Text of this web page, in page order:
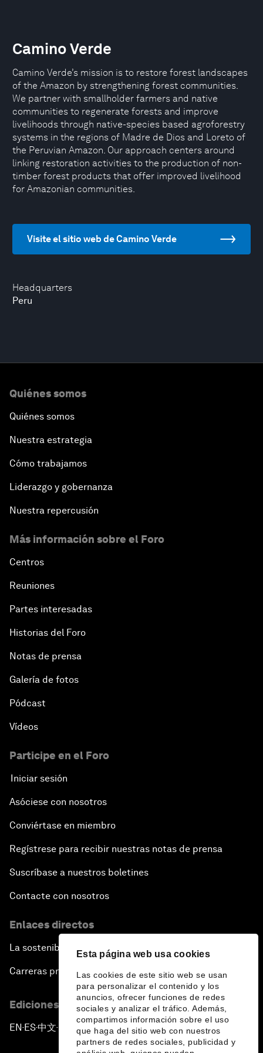
Esta página web usa cookies
Las cookies de este sitio web se usan
para personalizar el contenido y los
anuncios, ofrecer funciones de redes
sociales y analizar el tráfico. Además,
compartimos información sobre el uso
que haga del sitio web con nuestros
partners de redes sociales, publicidad y
Headquarters
Peru
Camino Verde
Camino Verde’s mission is to restore forest landscapes
of the Amazon by strengthening forest communities.
We partner with smallholder farmers and native
communities to regenerate forests and improve
livelihoods through native-species based agroforestry
systems in the regions of Madre de Dios and Loreto of
the Peruvian Amazon. Our approach centers around
linking restoration activities to the production of non-
timber forest products that offer improved livelihood
for Amazonian communities.
Visite el sitio web de Camino Verde
Quiénes somos
Quiénes somos
Nuestra estrategia
Cómo trabajamos
Liderazgo y gobernanza
Nuestra repercusión
Más información sobre el Foro
Centros
Reuniones
Partes interesadas
Historias del Foro
Notas de prensa
Galería de fotos
Pódcast
Vídeos
Participe en el Foro
Iniciar sesión
Asóciese con nosotros
Conviértase en miembro
Regístrese para recibir nuestras notas de prensa
Suscríbase a nuestros boletines
Contacte con nosotros
Enlaces directos
La sostenibilidad en el Foro
Carreras profesionales
Ediciones en otros idiomas
EN ▪ES▪中文▪ 日本語